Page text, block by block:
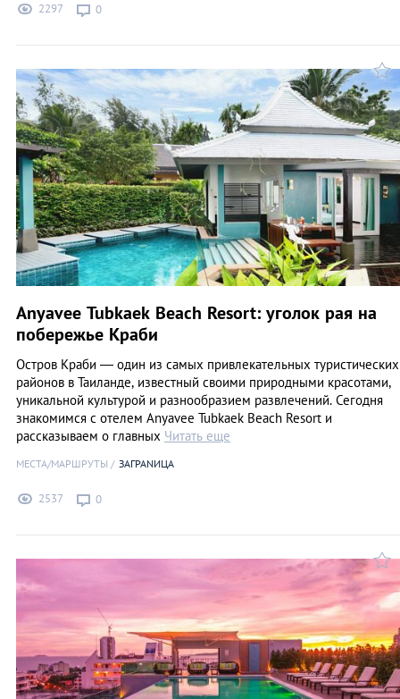
2297 0
Anyavee Tubkaek Beach Resort: уголок рая на
побережье Краби
Остров Краби — один из самых привлекательных туристических
районов в Таиланде, известный своими природными красотами,
уникальной культурой и разнообразием развлечений. Сегодня
знакомимся с отелем Anyavee Tubkaek Beach Resort и
рассказываем о главных Читать еще
МЕСТА/МАРШРУТЫ ЗАГРАNИЦА
2537 0